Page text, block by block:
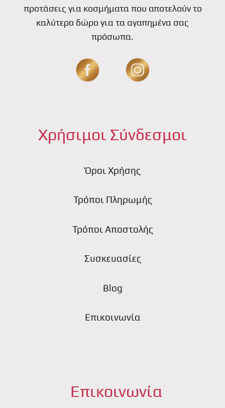
προτάσεις για κοσμήματα που αποτελούν το
καλύτερο δώρο για τα αγαπημένα σας
πρόσωπα.
Χρήσιμοι Σύνδεσμοι
Όροι Χρήσης
Τρόποι Πληρωμής
Τρόποι Αποστολής
Συσκευασίες
Blog
Επικοινωνία
Επικοινωνία